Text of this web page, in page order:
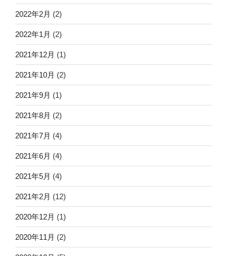
2022年2月 (2)
2022年1月 (2)
2021年12月 (1)
2021年10月 (2)
2021年9月 (1)
2021年8月 (2)
2021年7月 (4)
2021年6月 (4)
2021年5月 (4)
2021年2月 (12)
2020年12月 (1)
2020年11月 (2)